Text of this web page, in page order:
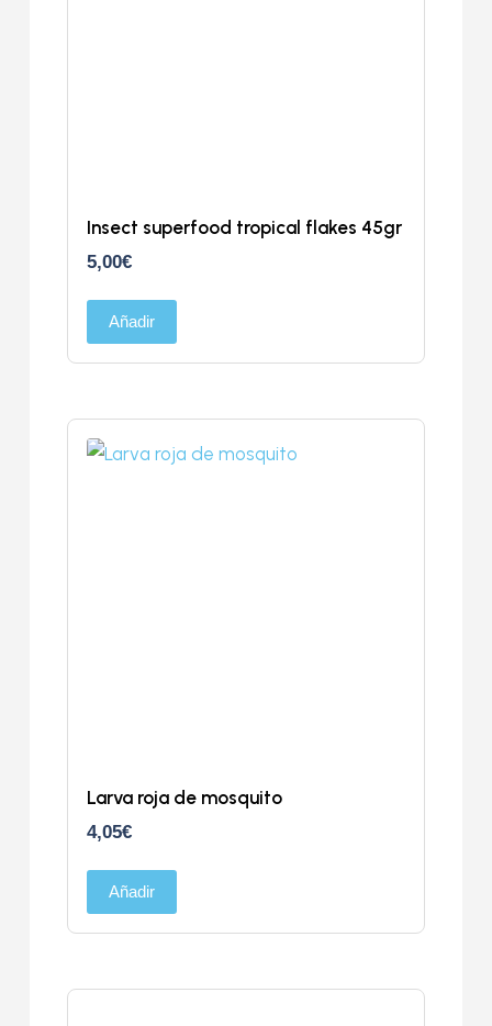
Insect superfood tropical flakes 45gr
5,00€
Añadir
Larva roja de mosquito
4,05€
Añadir